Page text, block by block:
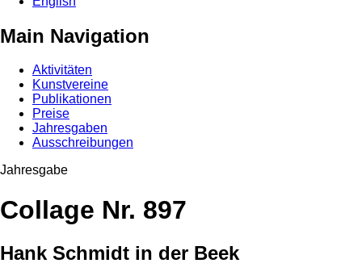
Main Navigation
Aktivitäten
Kunstvereine
Publikationen
Preise
Jahresgaben
Ausschreibungen
Jahresgabe
Collage Nr. 897
Hank Schmidt in der Beek